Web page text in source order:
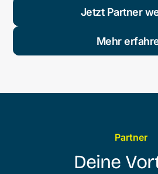
Jetzt Partner
Mehr
Partner
Deine